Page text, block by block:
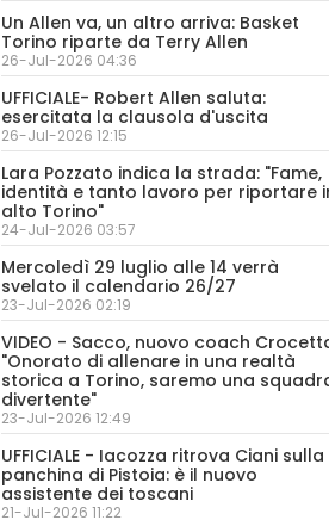
Un Allen va, un altro arriva: Basket
Torino riparte da Terry Allen
26-Jul-2026 04:36
UFFICIALE- Robert Allen saluta:
esercitata la clausola d'uscita
26-Jul-2026 12:15
Lara Pozzato indica la strada: "Fame,
identità e tanto lavoro per riportare
alto Torino"
24-Jul-2026 03:57
Mercoledì 29 luglio alle 14 verrà
svelato il calendario 26/27
23-Jul-2026 02:19
VIDEO - Sacco, nuovo coach
"Onorato di allenare in una realtà
storica a Torino, saremo una
divertente"
23-Jul-2026 12:49
UFFICIALE - Iacozza ritrova Ciani sulla
panchina di Pistoia: è il nuovo
assistente dei toscani
21-Jul-2026 11:22